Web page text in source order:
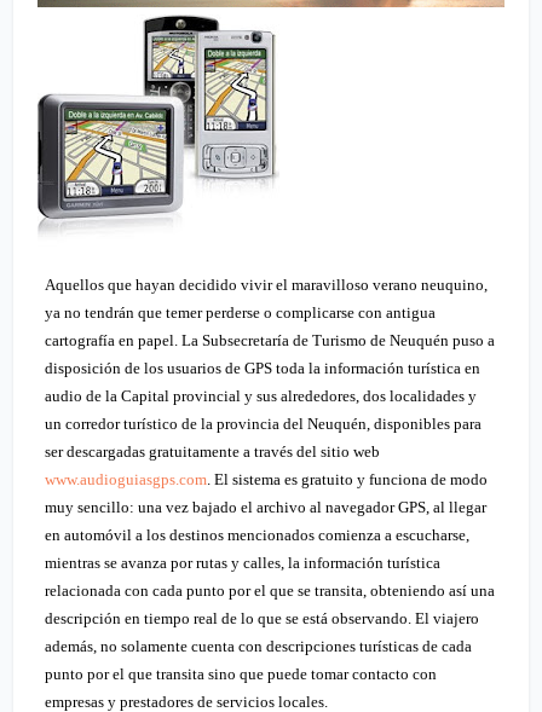
Aquellos quehayan decidido vivir el maravilloso verano neuquino,
ya no tendrán que temer perderse o complicarse con antigua
cartografía en papel. La Subsecretaría de Turismo de Neuquén puso a
disposición de los usuarios deGPS toda la información turística en
audio de la Capital provincial y sus alrededores, dos localidades y
un corredor turístico de la provincia del Neuquén, disponibles para
ser descargadas gratuitamente a través del sitio web
www.audioguiasgps.com . El sistema es gratuito y funciona de modo
muy sencillo: una vez bajado el archivo al navegadorGPS , al llegar
en automóvil a los destinos mencionados comienza a escucharse,
mientras se avanza por rutas y calles, la información turística
relacionada con cada punto por el que se transita, obteniendo así una
descripción en tiempo real de lo que se está observando. El viajero
además, no solamente cuenta con descripciones turísticas de cada
punto por el que transita sino que puede tomar contacto con
empresas y prestadores de servicios locales.